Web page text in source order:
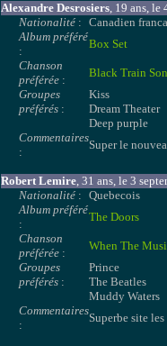
Alexandre Desrosiers, 19 ans, le
Nationalité : Canadien
Album préféré
:
Box Set
Chanson
préférée :
Black Train
Groupes
préférés :
Kiss
Dream Theater
Deep purple
Commentaires
:
Super le
Robert Lemire, 31 ans, le 3
Nationalité : Quebecois
Album préféré
:
The Doors
Chanson
préférée :
When The
Groupes
préférés :
Prince
The Beatles
Muddy Waters
Commentaires
:
Superbe site